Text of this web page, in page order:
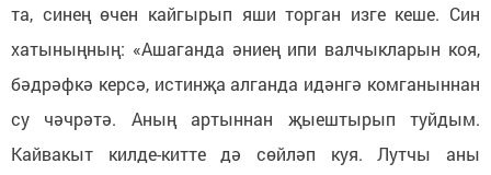
та, синең өчен кайгырып яши торган изге кеше. Син
хатыныңның: «Ашаганда әниең ипи валчыкларын коя,
бәдрәфкә керсә, истинҗа алганда идәнгә комганыннан
су чәчрәтә. Аның артыннан җыештырып туйдым.
Кайвакыт килде-китте дә сөйләп куя. Лутчы аны